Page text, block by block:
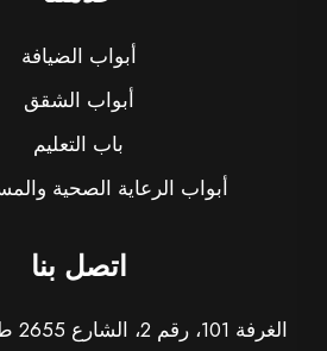
أبواب الضيافة
أبواب الشقق
باب التعليم
أبواب الرعاية الصحية
اتصل بنا